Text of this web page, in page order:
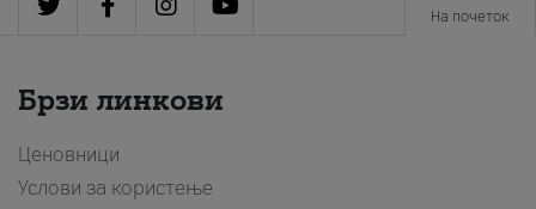
На почеток
Брзи линкови
Ценовници
Услови за користење